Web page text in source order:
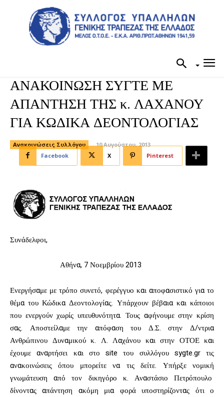
ΑΝΑΚΟΙΝΩΣΗ ΣΥΓΤΕ ΜΕ
ΑΠΑΝΤΗΣΗ ΤΗΣ κ. ΛΑΧΑΝΟΥ
ΓΙΑ ΚΩΔΙΚΑ ΔΕΟΝΤΟΛΟΓΙΑΣ
Ανακοινώσεις Συλλόγου
10 Αυγούστου, 2013
Facebook
X Pinterest
Συνάδελφοι,
Αθήνα, 7 Νοεμβρίου 2013
Ενεργήσαμε με τρόπο συνετό, φερέγγυο και αποφασιστικό για το
θέμα του Κώδικα Δεοντολογίας. Υπάρχουν βέβαια και κάποιοι
που ενεργούν χωρίς υπευθυνότητα. Τους αφήνουμε στην κρίση
σας. Αποστείλαμε την απόφαση του Δ.Σ. στην Δ/ντρια
Ανθρώπινου Δυναμικού κ. Λ. Λαχάνου και στην ΟΤΟΕ και
έχουμε αναρτήσει και στο site του συλλόγου sygte.gr τις
ανακοινώσεις όπου μπορείτε να τις δείτε. Υπήρξε νομική
γνωμάτευση από τον δικηγόρο κ. Αναστάσιο Πετρόπουλο
δίνοντας απάντηση ακόμη μια φορά υποστηρίζοντας ότι ο